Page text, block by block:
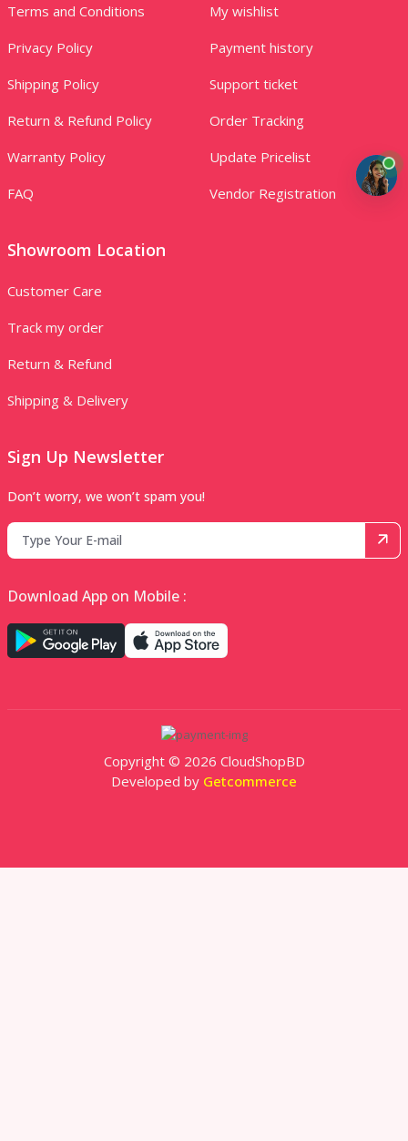
Terms and Conditions
Privacy Policy
Shipping Policy
Return & Refund Policy
Warranty Policy
FAQ
My wishlist
Payment history
Support ticket
Order Tracking
Update Pricelist
Vendor Registration
Showroom Location
Customer Care
Track my order
Return & Refund
Shipping & Delivery
Sign Up Newsletter
Don’t worry, we won’t spam you!
Download App on Mobile :
Copyright © 2026 CloudShopBD
Developed by Getcommerce